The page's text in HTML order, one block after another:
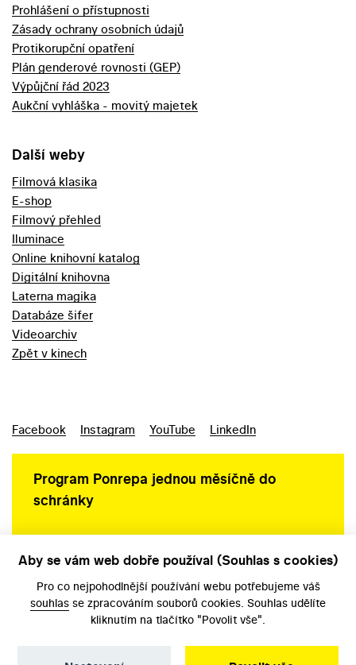
Prohlášení o přístupnosti
Zásady ochrany osobních údajů
Protikorupční opatření
Plán genderové rovnosti (GEP)
Výpůjční řád 2023
Aukční vyhláška - movitý majetek
Další weby
Filmová klasika
E-shop
Filmový přehled
Iluminace
Online knihovní katalog
Digitální knihovna
Laterna magika
Databáze šifer
Videoarchiv
Zpět v kinech
Facebook Instagram YouTube LinkedIn
Program Ponrepa jednou měsíčně do
schránky
Aby se vám web dobře používal (Souhlas s cookies)
Pro co nejpohodlnější používání webu potřebujeme váš
souhlas se zpracováním souborů cookies. Souhlas udělíte
kliknutím na tlačítko "Povolit vše".